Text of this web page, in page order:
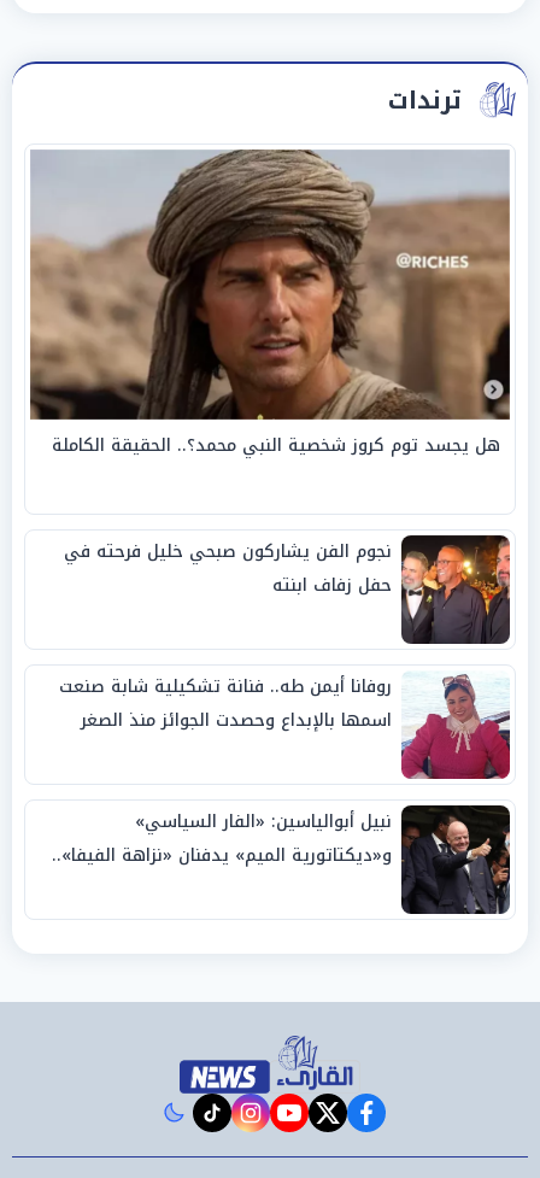
ترندات
هل يجسد توم كروز شخصية النبي محمد؟.. الحقيقة الكاملة
نجوم الفن يشاركون صبحي خليل فرحته في
حفل زفاف ابنته
روفانا أيمن طه.. فنانة تشكيلية شابة صنعت
اسمها بالإبداع وحصدت الجوائز منذ الصغر
نبيل أبوالياسين: «الفار السياسي»
و«ديكتاتورية الميم» يدفنان «نزاهة الفيفا»..
facebook
twitter
youtube
instagram
tiktok